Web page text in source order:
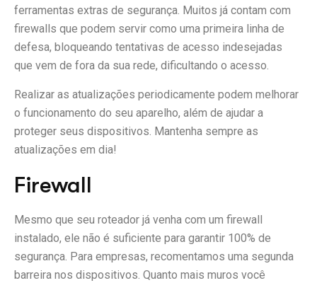
ferramentas extras de segurança. Muitos já contam com
firewalls que podem servir como uma primeira linha de
defesa, bloqueando tentativas de acesso indesejadas
que vem de fora da sua rede, dificultando o acesso.
Realizar as atualizações periodicamente podem melhorar
o funcionamento do seu aparelho, além de ajudar a
proteger seus dispositivos. Mantenha sempre as
atualizações em dia!
Firewall
Mesmo que seu roteador já venha com um firewall
instalado, ele não é suficiente para garantir 100% de
segurança. Para empresas, recomentamos uma segunda
barreira nos dispositivos. Quanto mais muros você